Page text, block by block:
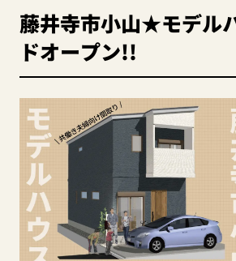
藤井寺市小山★モデル
ドオープン!!